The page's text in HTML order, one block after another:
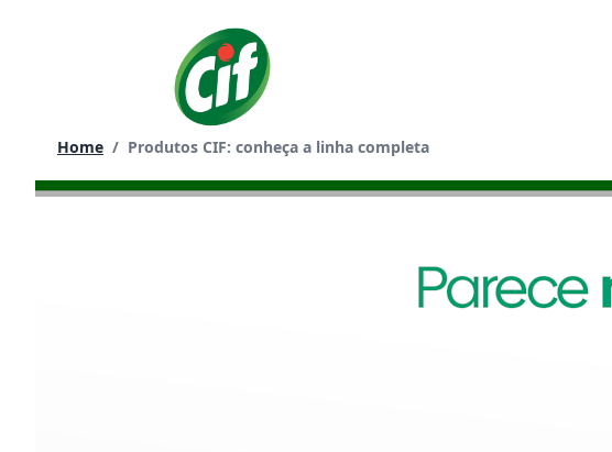
Home / Página atual:
Produtos CIF: conheça a linha completa